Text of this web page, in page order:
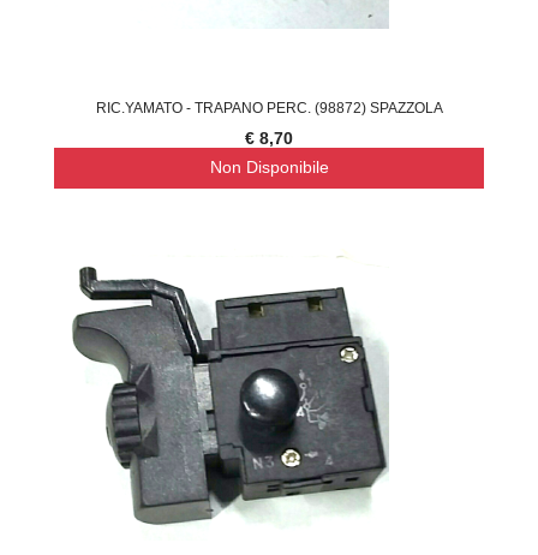
RIC.YAMATO - TRAPANO PERC. (98872) SPAZZOLA
€ 8,70
Non Disponibile